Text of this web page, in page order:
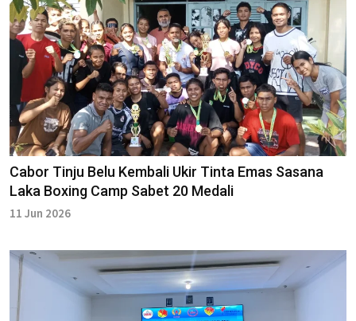
Cabor Tinju Belu Kembali Ukir Tinta Emas Sasana
Laka Boxing Camp Sabet 20 Medali
11 Jun 2026